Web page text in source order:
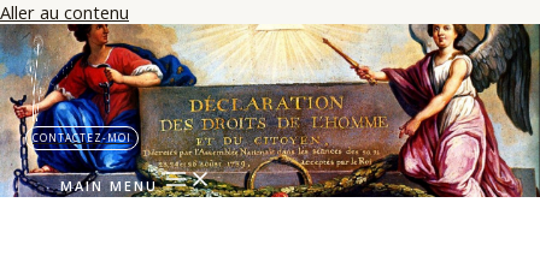
Aller au contenu
CONTACTEZ-MOI
MAIN MENU